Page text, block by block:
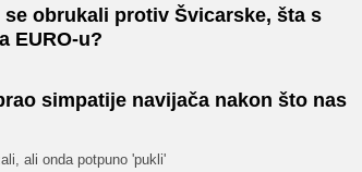
obrukali protiv Švicarske, šta s
EURO-u?
simpatije navijača nakon što nas
ali onda potpuno 'pukli'